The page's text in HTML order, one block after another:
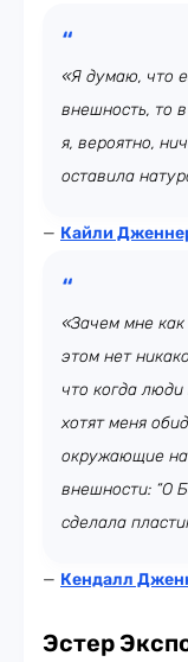
«Я думаю, что
внешность, то
я, вероятно,
оставила
— Кайли
«Зачем мне
этом нет
что когда люди
хотят меня
окружающие
внешности: “О
сделала
— Кендалл
Эстер